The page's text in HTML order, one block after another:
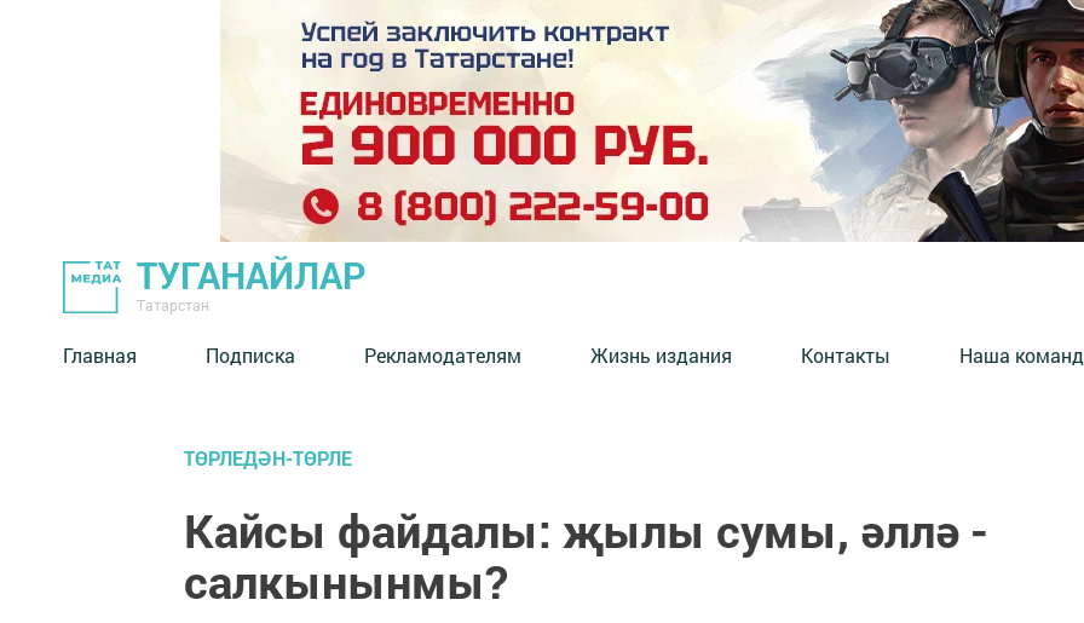
ТУГАНАЙЛАР
Татарстан
Главная Подписка Рекламодателям Жизнь издания Контакты Наша
ТӨРЛЕДӘН-ТӨРЛЕ
Кайсы файдалы: җылы сумы, әллә -
салкынынмы?